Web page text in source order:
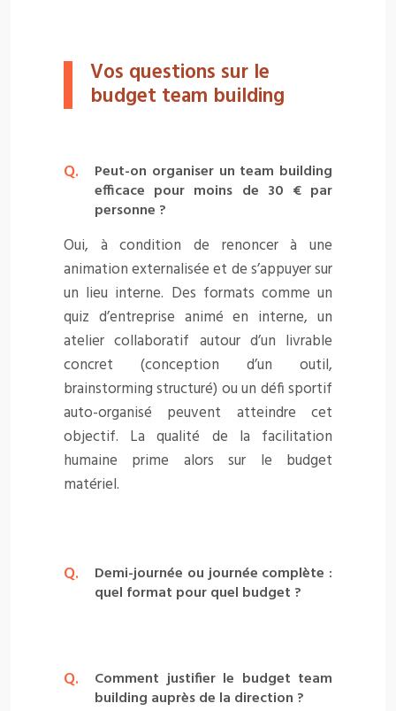
Vos questions sur le
budget team building
Peut-on organiser un team building
efficace pour moins de 30 € par
personne ?
Oui, à condition de renoncer à une
animation externalisée et de s’appuyer sur
un lieu interne. Des formats comme un
quiz d’entreprise animé en interne, un
atelier collaboratif autour d’un livrable
concret (conception d’un outil,
brainstorming structuré) ou un défi sportif
auto-organisé peuvent atteindre cet
objectif. La qualité de la facilitation
humaine prime alors sur le budget
matériel.
Demi-journée ou journée complète :
quel format pour quel budget ?
Comment justifier le budget team
building auprès de la direction ?